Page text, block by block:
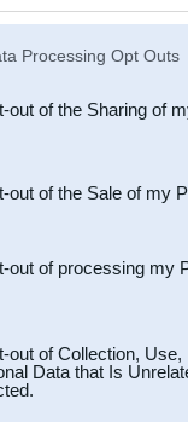
Participants
Processing Opt Outs
out of the Sharing of
out of the Sale of my
out of processing my
out of Collection,
Data that Is